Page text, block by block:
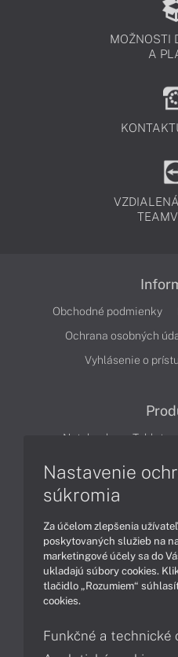
MOŽNOSTI
A
Obchodné podmienky
Ochrana osobných
Vyhlásenie o
Notebooky Tablety
Podpora a servis
Nastavenie
súkromia
Za účelom zlepšenia
poskytovaných služieb na
marketingové účely sa do
ukladajú súbory cookies.
tlačidlo „Rozumiem“
cookies.
Funkčné a technické